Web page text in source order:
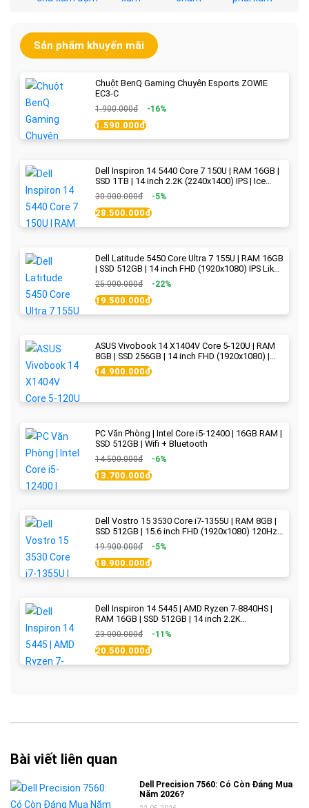
Sản phẩm khuyến mãi
Chuột BenQ Gaming Chuyên Esports ZOWIE
EC3-C
1.900.000đ -16%
1.590.000đ
Dell Inspiron 14 5440 Core 7 150U | RAM 16GB |
SSD 1TB | 14 inch 2.2K (2240x1400) IPS | Ice
Blue - New Fullbox
30.000.000đ -5%
28.500.000đ
Dell Latitude 5450 Core Ultra 7 155U | RAM 16GB
| SSD 512GB | 14 inch FHD (1920x1080) IPS Like
new
25.000.000đ -22%
19.500.000đ
ASUS Vivobook 14 X1404V Core 5-120U | RAM
8GB | SSD 256GB | 14 inch FHD (1920x1080) |
Quiet Blue - New Fullbox
14.900.000đ
PC Văn Phòng | Intel Core i5-12400 | 16GB RAM |
SSD 512GB | Wifi + Bluetooth
14.500.000đ -6%
13.700.000đ
Dell Vostro 15 3530 Core i7-1355U | RAM 8GB |
SSD 512GB | 15.6 inch FHD (1920x1080) 120Hz
WVA | Black | New Fullbox
19.900.000đ -5%
18.900.000đ
Dell Inspiron 14 5445 | AMD Ryzen 7-8840HS |
RAM 16GB | SSD 512GB | 14 inch 2.2K
(2240x1400) IPS 300nits | Ice Blue - New Fullbox
23.000.000đ -11%
20.500.000đ
Bài viết liên quan
Dell Precision 7560: Có Còn Đáng Mua
Năm 2026?